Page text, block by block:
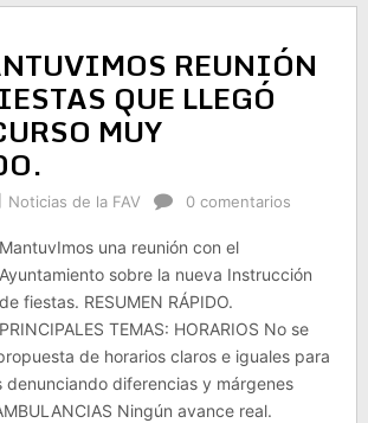
REUNIÓN
QUE LLEGÓ
MUY
Noticias de la FAV 0 comentarios
MantuvImos una reunión con el
Ayuntamiento sobre la nueva Instrucción
de fiestas. RESUMEN RÁPIDO.
PRINCIPALES TEMAS: HORARIOS No se
de horarios claros e iguales para
denunciando diferencias y márgenes
Ningún avance real.